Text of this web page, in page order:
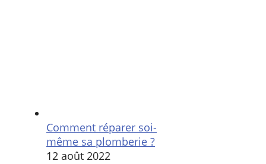
Comment réparer soi-
même sa plomberie ?
12 août 2022